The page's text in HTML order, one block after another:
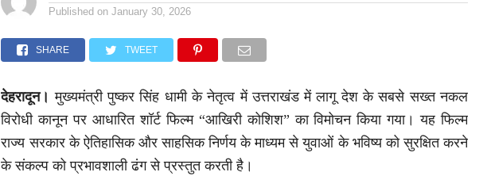
Published on January 30, 2026
SHARE TWEET
देहरादून। मुख्यमंत्री पुष्कर सिंह धामी के नेतृत्व में उत्तराखंड में लागू देश के सबसे सख्त नकल
विरोधी कानून पर आधारित शॉर्ट फिल्म “आखिरी कोशिश” का विमोचन किया गया। यह फिल्म
राज्य सरकार के ऐतिहासिक और साहसिक निर्णय के माध्यम से युवाओं के भविष्य को सुरक्षित करने
के संकल्प को प्रभावशाली ढंग से प्रस्तुत करती है।